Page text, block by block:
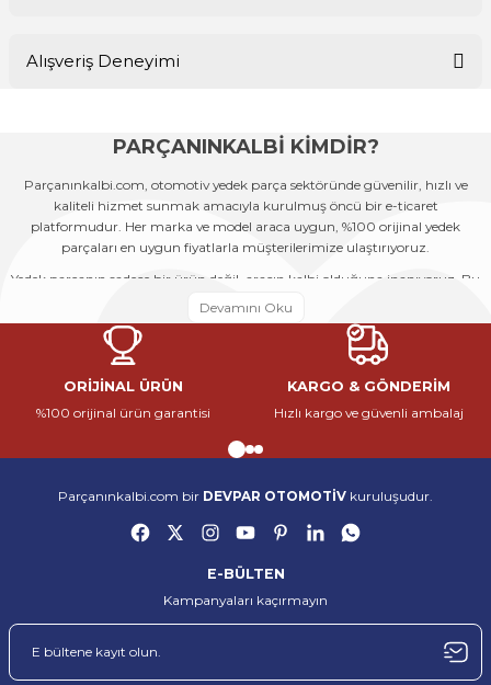
konularda yetersiz gördüğünüz noktaları öneri formunu kullanarak
Ürün resmi kalitesiz, bozuk veya görüntülenemiyor.
Ürün açıklamasında eksik bilgiler bulunuyor.
Ürün bilgilerinde hatalar bulunuyor.
Ürün fiyatı diğer sitelerden daha pahalı.
Bu ürüne benzer farklı alternatifler olmalı.
Alışveriş Deneyimi
Sitemize ilk yorumu siz yapın!
Deneyimini Paylaş
PARÇANINKALBİ KİMDİR?
Parçanınkalbi.com, otomotiv yedek parça sektöründe güvenilir, hızlı ve
kaliteli hizmet sunmak amacıyla kurulmuş öncü bir e-ticaret
platformudur. Her marka ve model araca uygun, %100 orijinal yedek
parçaları en uygun fiyatlarla müşterilerimize ulaştırıyoruz.
Yedek parçanın sadece bir ürün değil, aracın kalbi olduğuna inanıyoruz. Bu
nedenle her siparişi, bir aracın yeniden hayata dönmesine katkı sağlayacak
önemli bir adım olarak görüyoruz. Geniş ürün yelpazemiz, uzman
kadromuz ve güçlü tedarik ağımız sayesinde hem bireysel kullanıcıların
hem de servislerin tüm ihtiyaçlarına çözüm sunuyoruz.
Parçanınkalbi.com, otomotiv yedek parça sektöründe güvenilir, hızlı ve
kaliteli hizmet sunmak amacıyla kurulmuş öncü bir e-ticaret
parçaları en uygun fiyatlarla müşterilerimize ulaştırıyoruz.
Yedek parçanın sadece bir ürün değil, aracın kalbi olduğuna inanıyoruz. Bu
nedenle her siparişi, bir aracın yeniden hayata dönmesine katkı sağlayacak
önemli bir adım olarak görüyoruz. Geniş ürün yelpazemiz, uzman
hem de servislerin tüm ihtiyaçlarına çözüm sunuyoruz.
Parçanınkalbi.com, otomotiv yedek parça sektöründe güvenilir, hızlı ve
kaliteli hizmet sunmak amacıyla kurulmuş öncü bir e-ticaret
platformudur. Her marka ve model araca uygun, %100 orijinal yedek
ORİJİNAL ÜRÜN
%100 orijinal ürün garantisi
KARGO & GÖNDERİM
Hızlı kargo ve güvenli ambalaj
Parçanınkalbi.com bir DEVPAR OTOMOTİV kuruluşudur.
E-BÜLTEN
Kampanyaları kaçırmayın